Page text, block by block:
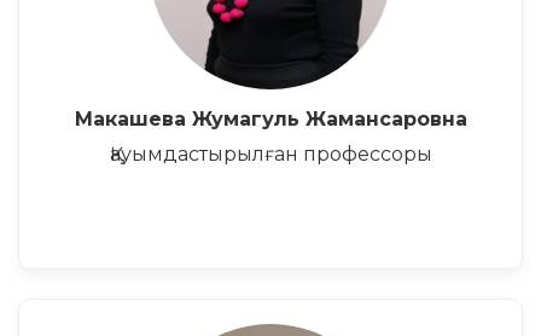
Макашева Жумагуль Жамансаровна
Қауымдастырылған профессоры